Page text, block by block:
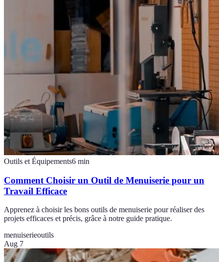
Outils et Équipements6 min
Comment Choisir un Outil de Menuiserie pour un
Travail Efficace
Apprenez à choisir les bons outils de menuiserie pour réaliser des
projets efficaces et précis, grâce à notre guide pratique.
menuiserieoutils
Aug 7